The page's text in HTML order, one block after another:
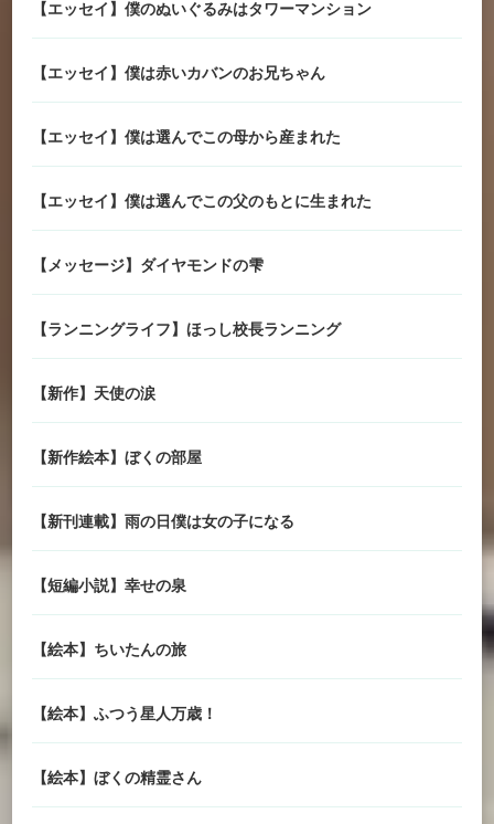
【エッセイ】僕のぬいぐるみはタワーマンション
【エッセイ】僕は赤いカバンのお兄ちゃん
【エッセイ】僕は選んでこの母から産まれた
【エッセイ】僕は選んでこの父のもとに生まれた
【メッセージ】ダイヤモンドの雫
【ランニングライフ】ほっし校長ランニング
【新作】天使の涙
【新作絵本】ぼくの部屋
【新刊連載】雨の日僕は女の子になる
【短編小説】幸せの泉
【絵本】ちいたんの旅
【絵本】ふつう星人万歳！
【絵本】ぼくの精霊さん